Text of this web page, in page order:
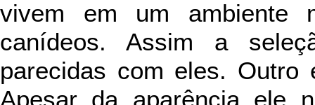
vivem em um ambiente
canídeos. Assim a
parecidas com eles. Outro
Apesar da aparência ele